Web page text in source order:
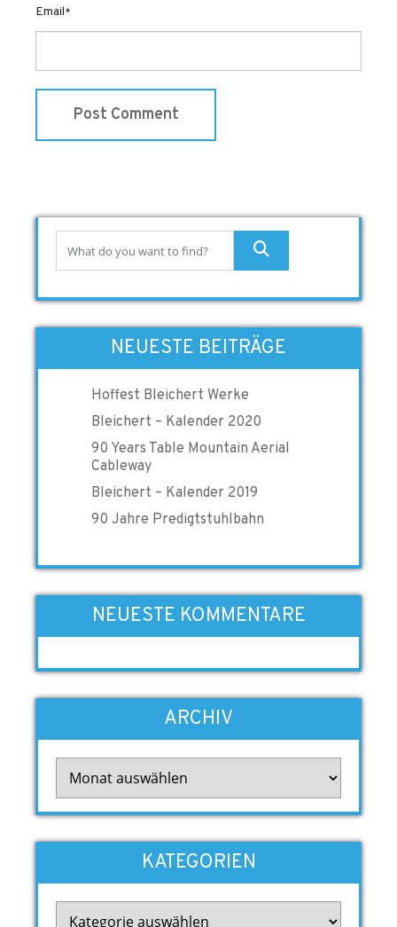
Email*
NEUESTE BEITRÄGE
Hoffest Bleichert Werke
Bleichert – Kalender 2020
90 Years Table Mountain Aerial
Cableway
Bleichert – Kalender 2019
90 Jahre Predigtstuhlbahn
NEUESTE KOMMENTARE
ARCHIV
KATEGORIEN